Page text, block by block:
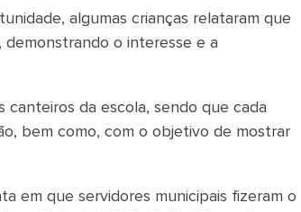
algumas crianças relataram que
demonstrando o interesse e a
da escola, sendo que cada
bem como, com o objetivo de mostrar
em que servidores municipais fizeram o